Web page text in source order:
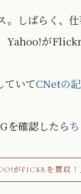
。しばらく、
Yahoo!が
いてCNetの
を確認したら
がFICKRを買収